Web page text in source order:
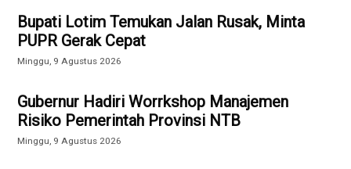
Bupati Lotim Temukan Jalan Rusak, Minta
PUPR Gerak Cepat
Minggu, 9 Agustus 2026
Gubernur Hadiri Worrkshop Manajemen
Risiko Pemerintah Provinsi NTB
Minggu, 9 Agustus 2026